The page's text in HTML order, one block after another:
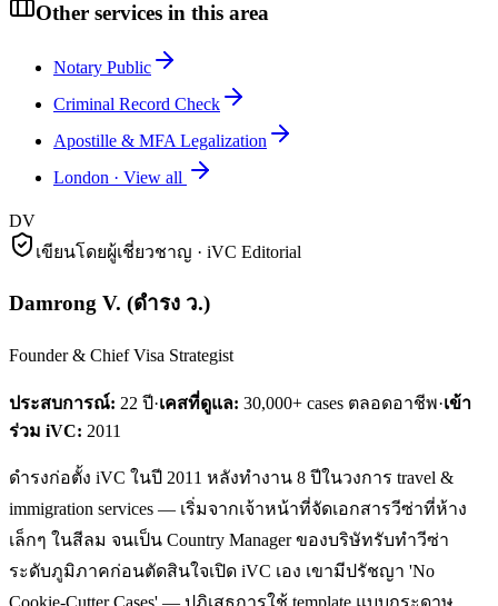
Other services in this area
Notary Public
Criminal Record Check
Apostille & MFA Legalization
London · View all
DV
เขียนโดยผู้เชี่ยวชาญ · iVC Editorial
Damrong V. (ดำรง ว.)
Founder & Chief Visa Strategist
ประสบการณ์: 22 ปี·เคสที่ดูแล: 30,000+ cases ตลอดอาชีพ·เข้า
ร่วม iVC: 2011
ดำรงก่อตั้ง iVC ในปี 2011 หลังทำงาน 8 ปีในวงการ travel &
immigration services — เริ่มจากเจ้าหน้าที่จัดเอกสารวีซ่าที่ห้าง
เล็กๆ ในสีลม จนเป็น Country Manager ของบริษัทรับทำวีซ่า
ระดับภูมิภาคก่อนตัดสินใจเปิด iVC เอง เขามีปรัชญา 'No
Cookie-Cutter Cases' — ปฏิเสธการใช้ template แบบกระดาษ